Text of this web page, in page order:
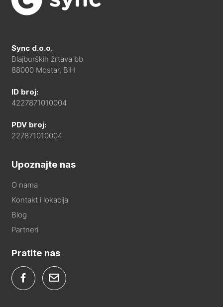
Sync d.o.o.
Blajburških žrtava bb
88000 Mostar, BiH
ID broj:
4227871010004
PDV broj:
227871010004
Upoznajte nas
O nama
Kontakt i lokacija
Blog
Partneri
Pratite nas